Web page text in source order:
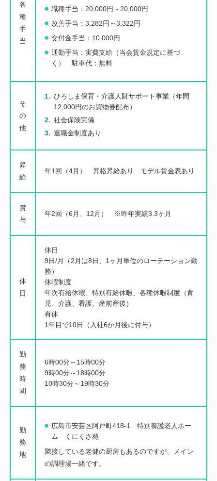
各
種
手
当
職種手当：20,000円～20,000円
改善手当：3,282円～3,322円
交付金手当：10,000円
通勤手当：実費支給（当会賃金規定に基づ
く） 駐車代：無料
そ
の
他
ひろしま保育・介護人財サポート事業（年間
12,000円のお買物券配布）
社会保険完備
退職金制度あり
昇
給
年1回（4月） 昇格昇給あり モデル賃金表あり
賞
与
年2回（6月、12月） ※昨年実績3.3ヶ月
休
日
休日
9日/月（2月は8日、1ヶ月単位のローテーション勤
務）
休暇制度
年次有給休暇、特別有給休暇、各種休暇制度（育
児、介護、看護、産前産後）
有休
1年目で10日（入社6か月後に付与）
勤
務
時
間
6時00分～15時00分
9時00分～18時00分
10時30分～19時30分
勤
務
地
広島市安芸区阿戸町418-1 特別養護老人ホー
ム くにくさ苑
隣接している老健の厨房もあるのですが、メイン
の調理場一緒です。